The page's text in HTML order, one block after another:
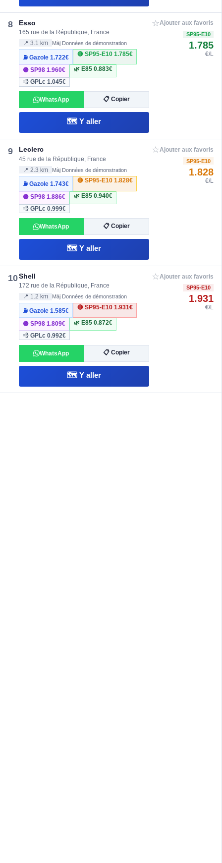
8 Esso
165 rue de la République, France
📍 3.1 km Màj Données de démonstration
⛽ Gazole1.722€
🔴 SP95-E10 1.785€
🟣 SP981.960€ 🌿 E85 0.883€
💨 GPLc1.045€
WhatsApp 📋 Copier
🗺️ Y aller
☆Ajouter aux favoris
SP95-E10
1.785
€/L
9 Leclerc
45 rue de la République, France
📍 2.3 km Màj Données de démonstration
⛽ Gazole1.743€
🔴 SP95-E10 1.828€
🟣 SP981.886€ 🌿 E85 0.940€
💨 GPLc0.999€
WhatsApp 📋 Copier
🗺️ Y aller
☆Ajouter aux favoris
SP95-E10
1.828
€/L
10Shell
172 rue de la République, France
📍 1.2 km Màj Données de démonstration
⛽ Gazole1.585€
🔴 SP95-E10 1.931€
🟣 SP981.809€ 🌿 E85 0.872€
💨 GPLc0.992€
WhatsApp 📋 Copier
🗺️ Y aller
☆Ajouter aux favoris
SP95-E10
1.931
€/L